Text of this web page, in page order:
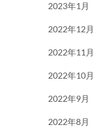
2023年1月
2022年12月
2022年11月
2022年10月
2022年9月
2022年8月